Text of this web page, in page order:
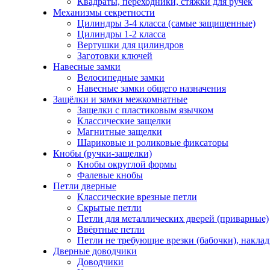
Механизмы секретности
Цилиндры 3-4 класса (самые защищенные)
Цилиндры 1-2 класса
Вертушки для цилиндров
Заготовки ключей
Навесные замки
Велосипедные замки
Навесные замки общего назначения
Защёлки и замки межкомнатные
Защелки с пластиковым язычком
Классические защелки
Магнитные защелки
Шариковые и роликовые фиксаторы
Кнобы (ручки-защелки)
Кнобы округлой формы
Фалевые кнобы
Петли дверные
Классические врезные петли
Скрытые петли
Петли для металлических дверей (приварные)
Ввёртные петли
Петли не требующие врезки (бабочки),
Дверные доводчики
Доводчики